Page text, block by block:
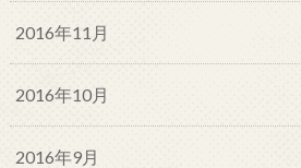
2016年11月
2016年10月
2016年9月